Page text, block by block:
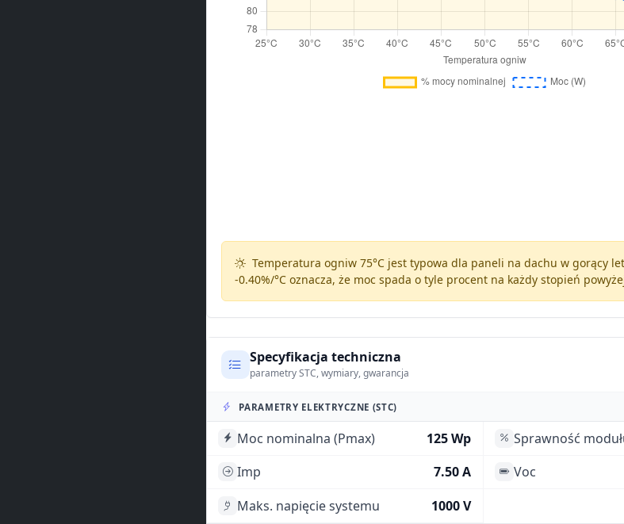
Temperatura ogniw 75°C jest typowa dla paneli na dachu w gorący
-0.40%/°Coznacza, że moc spada o tyle procent na każdy stopień
Specyfikacja techniczna
parametry STC, wymiary, gwarancja
PARAMETRY ELEKTRYCZNE (STC)
Moc nominalna (Pmax) 125 Wp Sprawność
Imp
7.50 A Voc
Maks. napięcie systemu
1000 V